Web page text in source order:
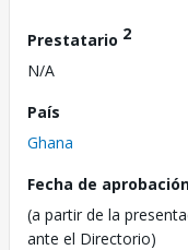
Prestatario 2
N/A
País
Ghana
Fecha de
(a partir de la
ante el Directorio)